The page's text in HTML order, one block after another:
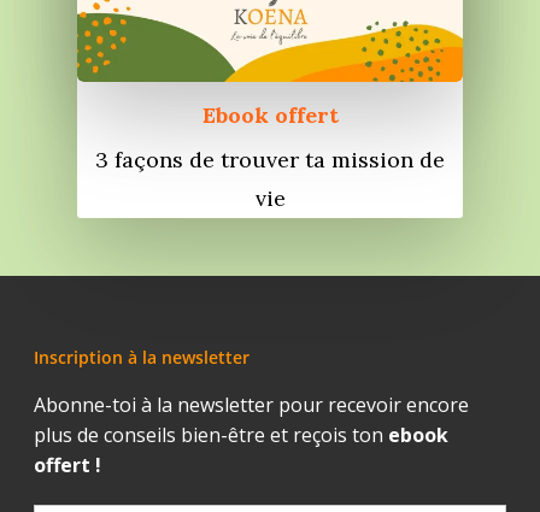
Ebook offert
3 façons de trouver ta mission de
vie
Inscription à la newsletter